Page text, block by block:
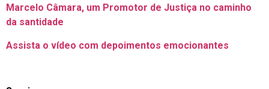
Marcelo Câmara, um Promotor de Justiça no caminho
da santidade
Assista o vídeo com depoimentos emocionantes